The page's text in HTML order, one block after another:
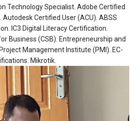
Technology Specialist. Adobe Certified
Autodesk Certified User (ACU). ABSS
IC3 Digital Literacy Certification.
Business (CSB). Entrepreneurship and
Management Institute (PMI). EC-
Mikrotik.